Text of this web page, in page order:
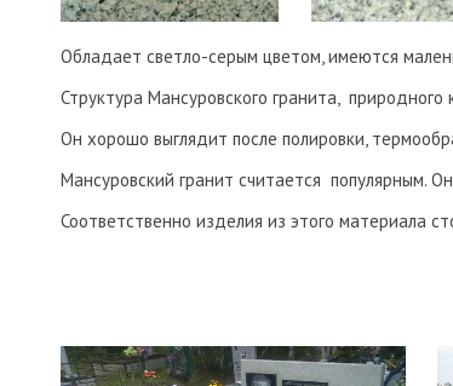
Обладает светло-серым цветом, имеются
Структура Мансуровского гранита,
Он хорошо выглядит после полировки,
Мансуровский гранит считается популярным.
Соответственно изделия из этого материала